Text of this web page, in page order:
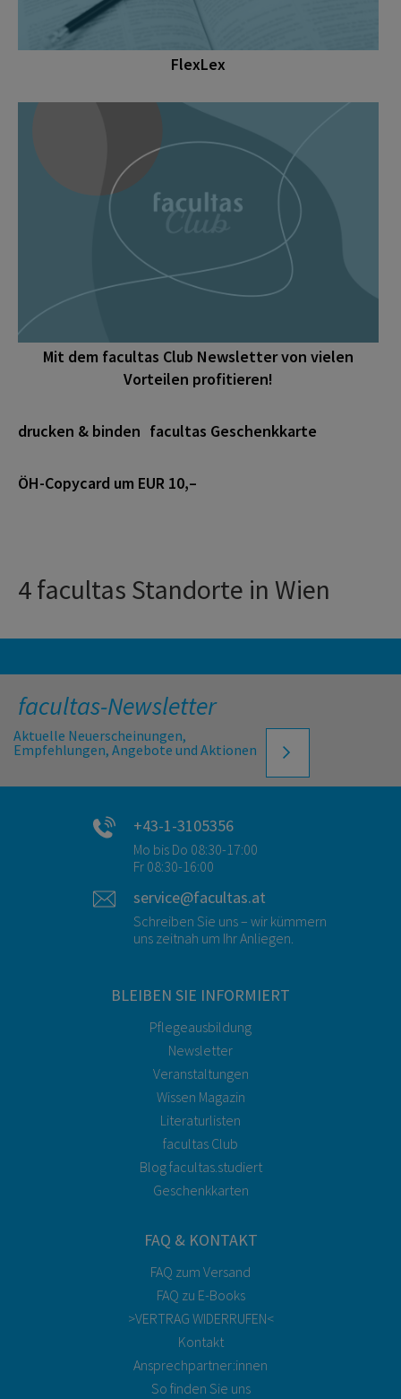
FlexLex
Mit dem facultas Club Newsletter von vielen
Vorteilen profitieren!
drucken & binden facultas Geschenkkarte
ÖH-Copycard um EUR 10,–
4 facultas Standorte in Wien
facultas-Newsletter
Aktuelle Neuerscheinungen,
Empfehlungen, Angebote und Aktionen
+43-1-3105356
Mo bis Do 08:30-17:00
Fr 08:30-16:00
service@facultas.at
Schreiben Sie uns – wir kümmern
uns zeitnah um Ihr Anliegen.
BLEIBEN SIE INFORMIERT
Pflegeausbildung
Newsletter
Veranstaltungen
Wissen Magazin
Literaturlisten
facultas Club
Blog facultas.studiert
Geschenkkarten
FAQ & KONTAKT
FAQ zum Versand
FAQ zu E-Books
>VERTRAG WIDERRUFEN<
Kontakt
Ansprechpartner:innen
So finden Sie uns